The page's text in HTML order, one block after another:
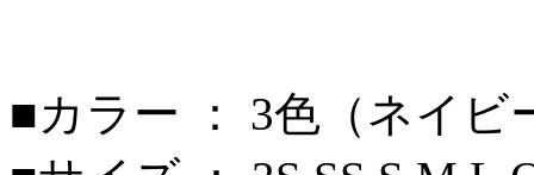
■カラー ： 3色（ネイ